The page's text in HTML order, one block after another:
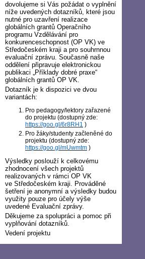
dovolujeme si Vás požádat o vyplnění
níže uvedených dotazníků, které jsou
nutné pro uzavření realizace
globálních grantů Operačního
programu Vzdělávání pro
konkurenceschopnost (OP VK) ve
Středočeském kraji a pro souhrnnou
evaluační zprávu. Současně naše
oddělení připravuje elektronickou
publikaci „Příklady dobré praxe“
globálních grantů OP VK.
Dotazník je k dispozici ve dvou
variantách:
Pro pedagogy/lektory zařazené
do projektu (dostupný zde:
https://goo.gl/6r8RH1 )
Pro žáky/studenty začleněné do
projektu (dostupný zde:
https://goo.gl/mUwmtm )
Výsledky poslouží k celkovému
zhodnocení všech projektů
realizovaných v rámci OP VK
ve Středočeském kraji. Prováděné
šetření je anonymní a výsledky budou
využity pouze pro účely výše
uvedené Evaluační zprávy.
Děkujeme za spolupráci a pomoc při
vyplňování dotazníků.
Vedení projektu